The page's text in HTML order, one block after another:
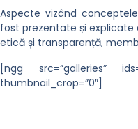
Aspecte vizând
fost prezentate și explicate
etică și transparență,
[ngg src=”galleries”
thumbnail_crop=”0″]